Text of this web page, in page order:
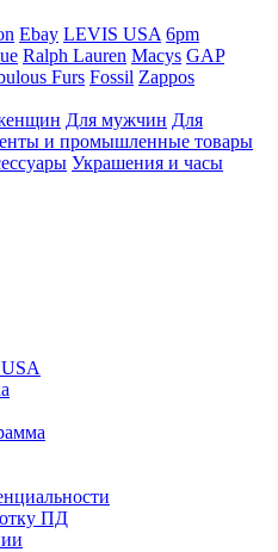
Ebay LEVIS USA 6pm
Ralph Lauren Macys GAP
Furs Fossil Zappos
Для мужчин Для
и промышленные товары
Украшения и часы
ПД